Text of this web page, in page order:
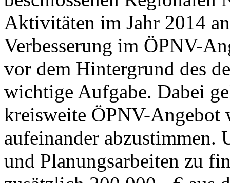
Aktivitäten im Jahr 2014
Verbesserung im ÖPNV-
vor dem Hintergrund des
wichtige Aufgabe. Dabei
kreisweite ÖPNV-Angebot
aufeinander abzustimmen.
und Planungsarbeiten zu